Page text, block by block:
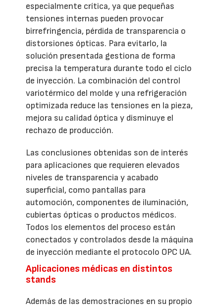
especialmente crítica, ya que pequeñas
tensiones internas pueden provocar
birrefringencia, pérdida de transparencia o
distorsiones ópticas. Para evitarlo, la
solución presentada gestiona de forma
precisa la temperatura durante todo el ciclo
de inyección. La combinación del control
variotérmico del molde y una refrigeración
optimizada reduce las tensiones en la pieza,
mejora su calidad óptica y disminuye el
rechazo de producción.
Las conclusiones obtenidas son de interés
para aplicaciones que requieren elevados
niveles de transparencia y acabado
superficial, como pantallas para
automoción, componentes de iluminación,
cubiertas ópticas o productos médicos.
Todos los elementos del proceso están
conectados y controlados desde la máquina
de inyección mediante el protocolo OPC UA.
Aplicaciones médicas en distintos
stands
Además de las demostraciones en su propio